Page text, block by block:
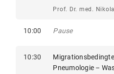
Prof. Dr. med.
10:00 Pause
10:30
Pneumologie –